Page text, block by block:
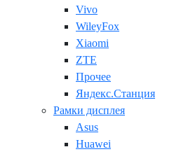
Vivo
WileyFox
Xiaomi
ZTE
Прочее
Яндекс.Станция
Рамки дисплея
Asus
Huawei